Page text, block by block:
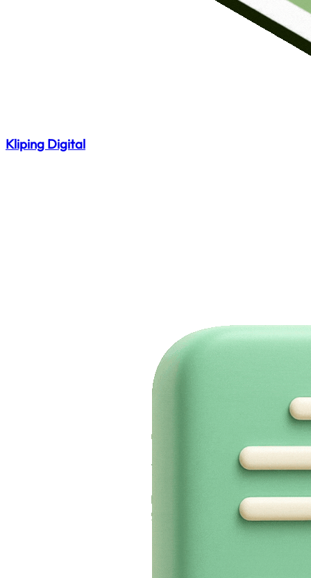
Kliping Digital